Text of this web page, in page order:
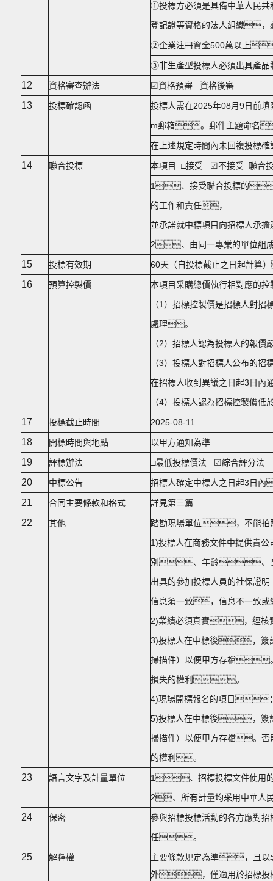
①投標方必須是具備中華人民共
登記證等資格的法人組織
②企業注冊資金500萬以上
③非生產型投標人必須出具產
12 資格審查辦法 ☑資格預審 資格後審
13 投標確認函
投標人需在2025年08月9日前
m郵箱。郵件主題命名
在上述規定時間內未回複投
14 聯合投標 本項目 □接受 ☑不接受 聯
1、接受聯合投標的
的工作和責任，
並承諾就中標項目向招標人
2、由同一專業的單位組
15 投標有效期 60天（自投標截止之日起計
16 預算控製價
本項目采購總價執行相對應的
（1）招標控製價是招標人對
處理。
（2）招標人認為投標人的報
（3）投標人對招標人公布的
在招標人收到異議之日起3日
（4）投標人認為招標控製
17 投標截止時間 2025-08-11
18 開標時間與地點 以甲方通知為準
19 評標辦法 □最低投標價法 ☑綜合評分法
20 中標公告 招標人確定中標人之日起3日
21 合同主要條款和格式 詳見第三篇
22 其他
踏勘現場單位，不能
1)投標人在商務文件中提供貴
別、年齡、身份
出具的參加投標人員的社保
信息須一致，信息不一致
2)業績必須真實，經
3)投標人在中標後，簽訂
掃描件）以便甲方存檔
損失的權利。
4)現場開標報名的項目
5)投標人在中標後，簽訂
掃描件）以便甲方存檔。
的權利。
23 語言文字及計量單位
1、招標投標文件使用
2、所有計量均采用中華
24 保密
參與招標投標活動的各方應對
任。
25 解釋權
主要條款規定為準，且以
外，僅適用於招標